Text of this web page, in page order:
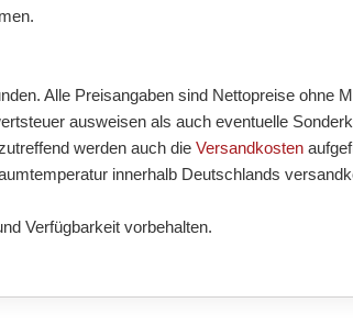
Alle Preisangaben sind Nettopreise ohne
ausweisen als auch eventuelle
werden auch dieVersandkosten
innerhalb Deutschlands
Verfügbarkeit vorbehalten.